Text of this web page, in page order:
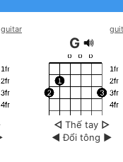
guitar
G
◁ Thế tay ▷
◀ Đổi tông ▶